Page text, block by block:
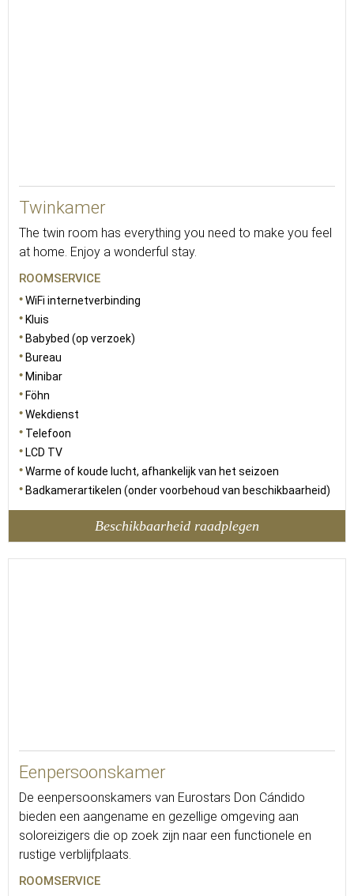
Twinkamer
The twin room has everything you need to make you feel
at home. Enjoy a wonderful stay.
ROOMSERVICE
WiFi internetverbinding
Kluis
Babybed (op verzoek)
Bureau
Minibar
Föhn
Wekdienst
Telefoon
LCD TV
Warme of koude lucht, afhankelijk van het seizoen
Badkamerartikelen (onder voorbehoud van beschikbaarheid)
Beschikbaarheid raadplegen
Eenpersoonskamer
De eenpersoonskamers van Eurostars Don Cándido
bieden een aangename en gezellige omgeving aan
soloreizigers die op zoek zijn naar een functionele en
rustige verblijfplaats.
ROOMSERVICE